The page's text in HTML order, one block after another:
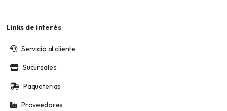
Links de interés
Servicio al cliente
Sucursales
Paqueterias
Proveedores